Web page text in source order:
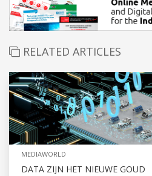
RELATED ARTICLES
MEDIAWORLD
DATA ZIJN HET NIEUWE GOUD